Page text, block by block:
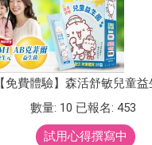
【免費體驗】森活舒敏兒童
數量: 10 已報名: 453
試用心得撰寫中